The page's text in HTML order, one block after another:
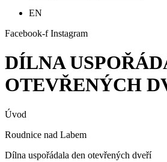
EN
Facebook-f Instagram
DÍLNA
OTEVŘENÝCH
Úvod
Roudnice nad Labem
Dílna uspořádala den otevřených dveří